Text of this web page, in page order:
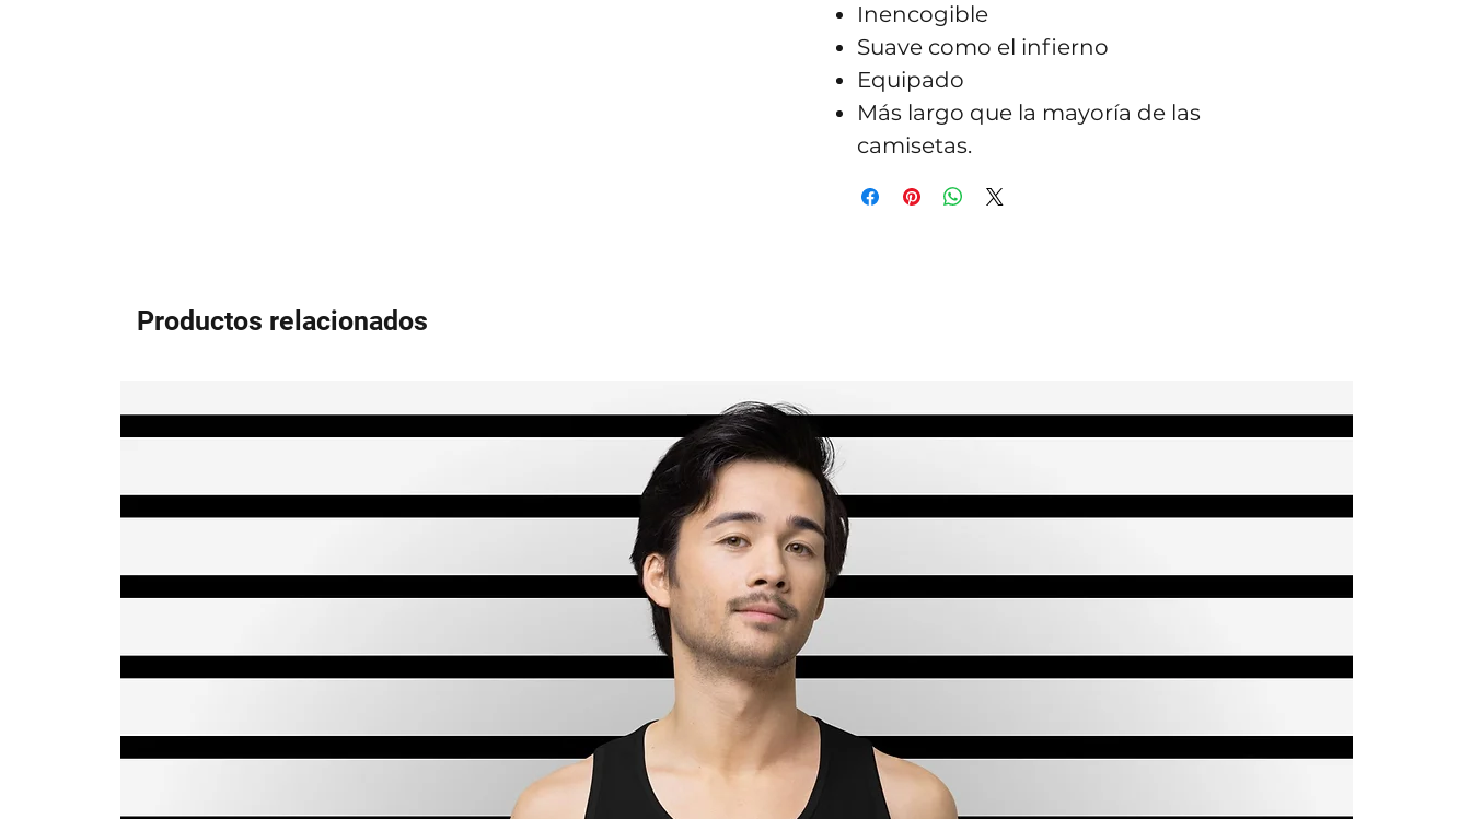
Inencogible
Suave como el infierno
Equipado
Más largo que la mayoría de las
camisetas.
Productos relacionados